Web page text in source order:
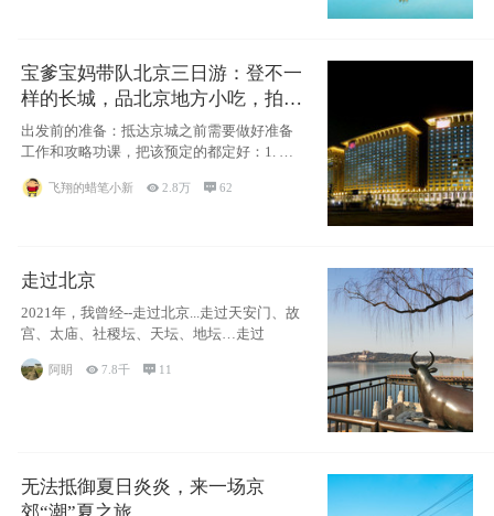
宝爹宝妈带队北京三日游：登不一
样的长城，品北京地方小吃，拍盘
古七星夜景！
出发前的准备：抵达京城之前需要做好准备
工作和攻略功课，把该预定的都定好：1. 酒
飞翔的蜡笔小新 2.8万 62
走过北京
2021年，我曾经--走过北京...走过天安门、故
宫、太庙、社稷坛、天坛、地坛…走过
阿眀 7.8千  11
无法抵御夏日炎炎，来一场京